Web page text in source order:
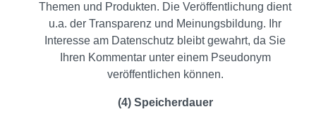
Themen und Produkten. Die Veröffentlichung dient
u.a. der Transparenz und Meinungsbildung. Ihr
Interesse am Datenschutz bleibt gewahrt, da Sie
Ihren Kommentar unter einem Pseudonym
veröffentlichen können.
(4) Speicherdauer